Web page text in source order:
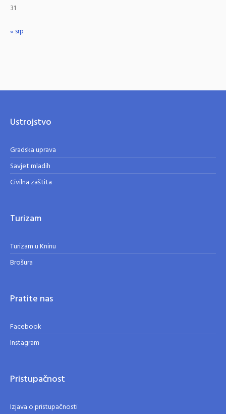
31
« srp
Ustrojstvo
Gradska uprava
Savjet mladih
Civilna zaštita
Turizam
Turizam u Kninu
Brošura
Pratite nas
Facebook
Instagram
Pristupačnost
Izjava o pristupačnosti